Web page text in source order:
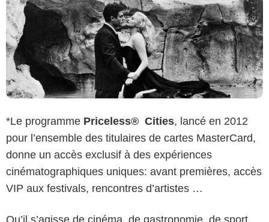
*Le programme Priceless® Cities, lancé en 2012
pour l’ensemble des titulaires de cartes MasterCard,
donne un accès exclusif à des expériences
cinématographiques uniques: avant premières, accès
VIP aux festivals, rencontres d’artistes …
Qu’il s’agisse de cinéma, de gastronomie, de sport,